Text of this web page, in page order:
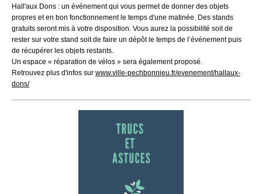
Hall'aux Dons : un événement qui vous permet de donner des objets
propres et en bon fonctionnement le temps d'une matinée. Des stands
gratuits seront mis à votre disposition. Vous aurez la possibilité soit de
rester sur votre stand soit de faire un dépôt le temps de l’événement puis
de récupérer les objets restants.
Un espace « réparation de vélos » sera également proposé.
Retrouvez plus d'infos sur www.ville-pechbonnieu.fr/evenement/hallaux-
dons/